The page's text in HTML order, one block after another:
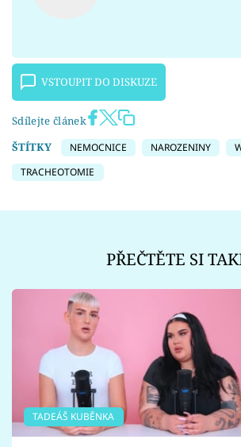
VSTOUPIT DO DISKUZE
Sdílejte článek
ŠTÍTKY
NEMOCNICE NAROZENINY
TRACHEOTOMIE
PŘEČTĚTE SI
TADEÁŠ KUBĚNKA